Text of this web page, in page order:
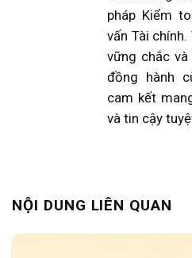
pháp Kiểm
vấn Tài
vững chắc
đồng hành
cam kết
và tin cậy
NỘI DUNG LIÊN QUAN